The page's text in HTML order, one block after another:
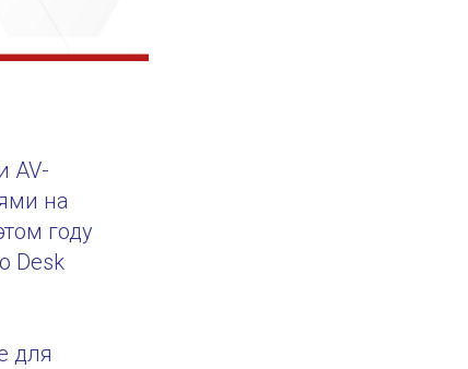
AV-
на
году
Desk
для